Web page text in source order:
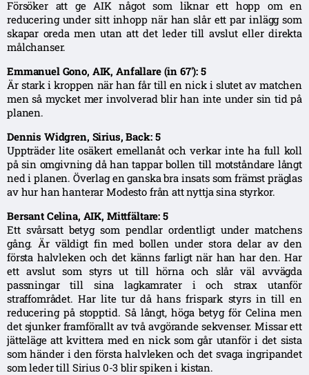
Försöker att ge AIK något som liknar ett hopp om en
reducering under sitt inhopp när han slår ett par inlägg som
skapar oreda men utan att det leder till avslut eller direkta
målchanser.
Emmanuel Gono, AIK, Anfallare (in 67′): 5
Är stark i kroppen när han får till en nick i slutet av matchen
men så mycket mer involverad blir han inte under sin tid på
planen.
Dennis Widgren, Sirius, Back: 5
Uppträder lite osäkert emellanåt och verkar inte ha full koll
på sin omgivning då han tappar bollen till motståndare långt
ned i planen. Överlag en ganska bra insats som främst präglas
av hur han hanterar Modesto från att nyttja sina styrkor.
Bersant Celina, AIK, Mittfältare: 5
Ett svårsatt betyg som pendlar ordentligt under matchens
gång. Är väldigt fin med bollen under stora delar av den
första halvleken och det känns farligt när han har den. Har
ett avslut som styrs ut till hörna och slår väl avvägda
passningar till sina lagkamrater i och strax utanför
straffområdet. Har lite tur då hans frispark styrs in till en
reducering på stopptid. Så långt, höga betyg för Celina men
det sjunker framförallt av två avgörande sekvenser. Missar ett
jätteläge att kvittera med en nick som går utanför i det sista
som händer i den första halvleken och det svaga ingripandet
som leder till Sirius 0-3 blir spiken i kistan.